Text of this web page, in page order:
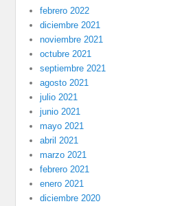
febrero 2022
diciembre 2021
noviembre 2021
octubre 2021
septiembre 2021
agosto 2021
julio 2021
junio 2021
mayo 2021
abril 2021
marzo 2021
febrero 2021
enero 2021
diciembre 2020